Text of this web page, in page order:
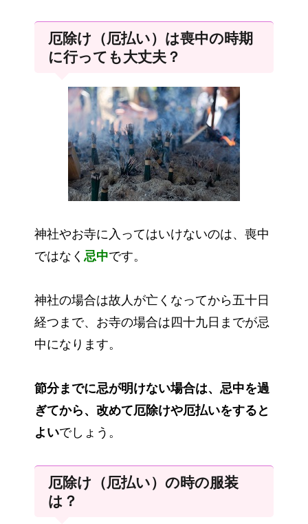
厄除け（厄払い）は喪中の時期
に行っても大丈夫？
神社やお寺に入ってはいけないのは、喪中
ではなく 忌中です。
神社の場合は故人が亡くなってから五十日
経つまで、お寺の場合は四十九日までが忌
中になります。
節分までに忌が明けない場合は、忌中を過
ぎてから、改めて厄除けや厄払いをすると
よいでしょう。
厄除け（厄払い）の時の服装
は？